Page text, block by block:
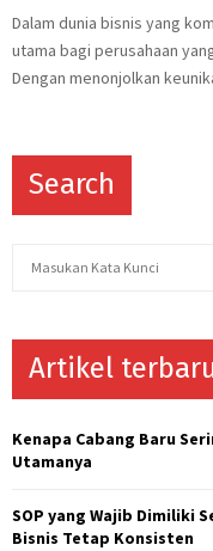
Dalam dunia bisnis yang
utama bagi perusahaan
Dengan menonjolkan
Search
o
r
Artikel
Kenapa Cabang Baru
Utamanya
SOP yang Wajib Dimiliki
Bisnis Tetap Konsisten